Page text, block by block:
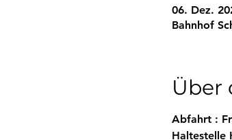
06. Dez.
Bahnhof
Über
Abfahrt :
Haltestelle